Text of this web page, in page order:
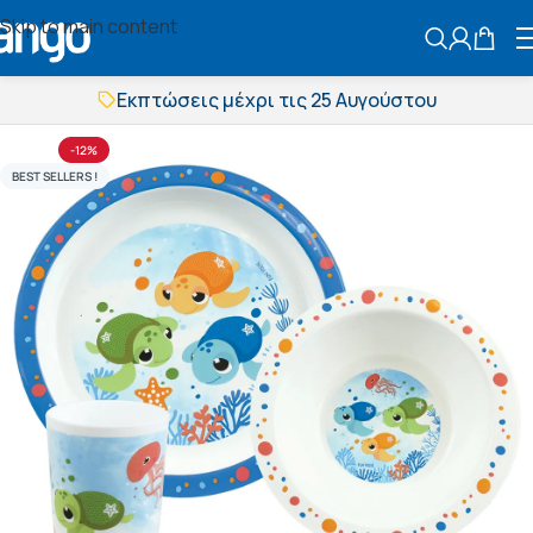
Skip to main content
Εκπτώσεις μέχρι τις 25 Αυγούστου
Δωρεάν μεταφορικά
Άμεση παράδοση
Εκπτώσεις μέχρι τις 25 Αυγούστου
Δωρεάν μεταφορικά
BOXNOW αποστολή
Άμεση παράδοση
-12%
BEST SELLERS !